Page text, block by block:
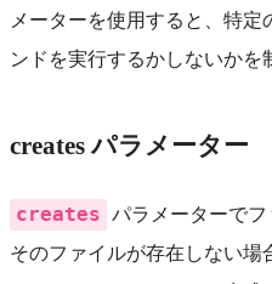
メーターを使用すると、特
ンドを実行するかしないかを
creates パラメーター
creates パラメーターでフ
そのファイルが存在しない場